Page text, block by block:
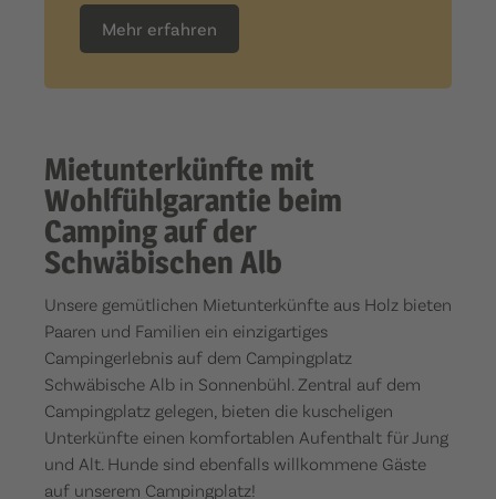
Mehr erfahren
Mietunterkünfte mit
Wohlfühlgarantie beim
Camping auf der
Schwäbischen Alb
Unsere gemütlichen Mietunterkünfte aus Holz bieten
Paaren und Familien ein einzigartiges
Campingerlebnis auf dem Campingplatz
Schwäbische Alb in Sonnenbühl. Zentral auf dem
Campingplatz gelegen, bieten die kuscheligen
Unterkünfte einen komfortablen Aufenthalt für Jung
und Alt. Hunde sind ebenfalls willkommene Gäste
auf unserem Campingplatz!